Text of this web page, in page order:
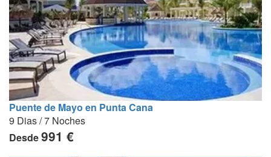
Puente de Mayo en Punta Cana
9 Dias / 7 Noches
Desde991 €